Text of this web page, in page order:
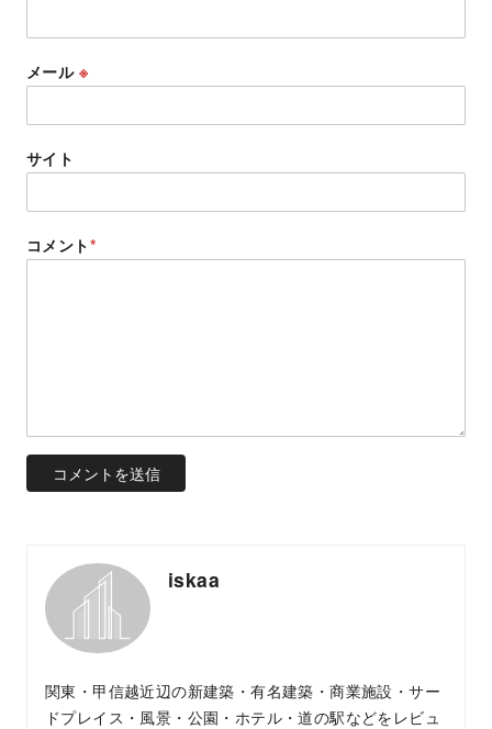
メール ※
サイト
コメント*
iskaa
関東・甲信越近辺の新建築・有名建築・商業施設・サー
ドプレイス・風景・公園・ホテル・道の駅などをレビュ